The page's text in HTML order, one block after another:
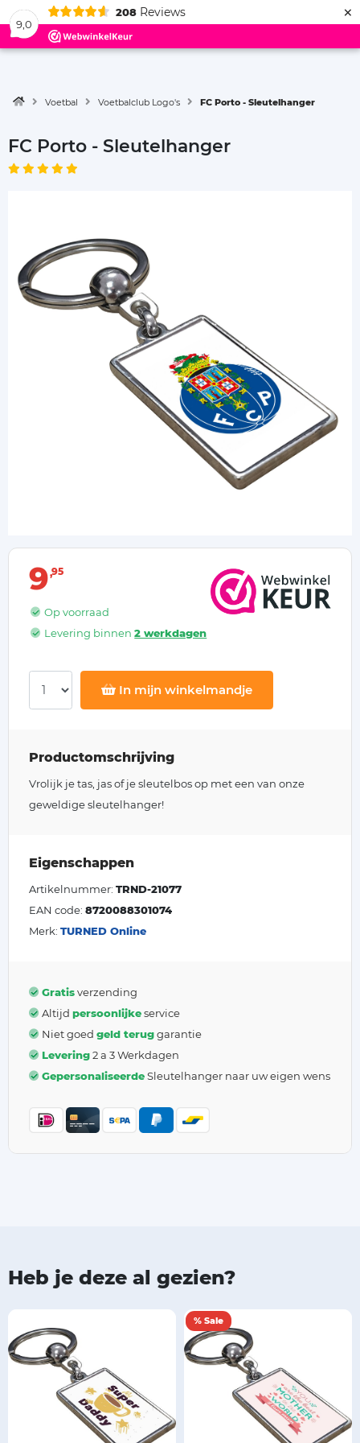
9,0
208 Reviews ×
Menu
Voetbal Voetbalclub Logo's FC Porto - Sleutelhanger
FC Porto - Sleutelhanger
9 95
Op voorraad
Levering binnen2 werkdagen
In mijn winkelmandje
Productomschrijving
Vrolijk je tas, jas of je sleutelbos op met een van onze
geweldige sleutelhanger!
Eigenschappen
Artikelnummer: TRND-21077
EAN code: 8720088301074
Merk: TURNED Online
Gratisverzending
Altijd persoonlijkeservice
Niet goed geld teruggarantie
Levering2 a 3 Werkdagen
GepersonaliseerdeSleutelhanger naar uw eigen wens
Heb je deze al gezien?
% Sale